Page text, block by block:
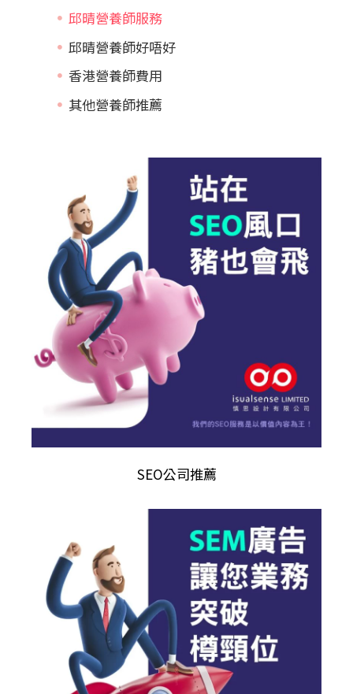
邱晴營養師服務
邱晴營養師好唔好
香港營養師費用
其他營養師推薦
SEO公司推薦